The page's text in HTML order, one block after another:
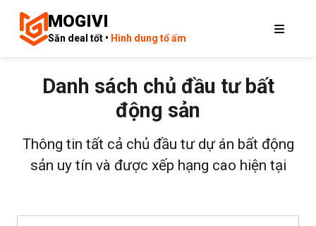
MOGIVI
Săn deal tốt • Hình dung tổ ấm
Danh sách chủ đầu tư bất
động sản
Thông tin tất cả chủ đầu tư dự án bất động
sản uy tín và được xếp hạng cao hiện tại